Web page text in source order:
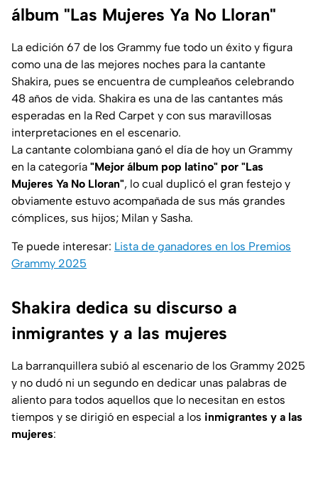
álbum "Las Mujeres Ya No Lloran"
La edición 67 de los Grammy fue todo un éxito y figura
como una de las mejores noches para la cantante
Shakira, pues se encuentra de cumpleaños celebrando
48 años de vida. Shakira es una de las cantantes más
esperadas en la Red Carpet y con sus maravillosas
interpretaciones en el escenario.
La cantante colombiana ganó el día de hoy un Grammy
en la categoría "Mejor álbum pop latino" por "Las
Mujeres Ya No Lloran", lo cual duplicó el gran festejo y
obviamente estuvo acompañada de sus más grandes
cómplices, sus hijos; Milan y Sasha.
Te puede interesar: Lista de ganadores en los Premios
Grammy 2025
Shakira dedica su discurso a
inmigrantes y a las mujeres
La barranquillera subió al escenario de los Grammy 2025
y no dudó ni un segundo en dedicar unas palabras de
aliento para todos aquellos que lo necesitan en estos
tiempos y se dirigió en especial a los inmigrantes y a las
mujeres: